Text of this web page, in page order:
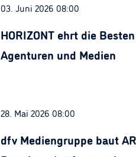
03. Juni 2026 08:00
HORIZONT ehrt die
Agenturen und Medien
28. Mai 2026 08:00
dfv Mediengruppe baut